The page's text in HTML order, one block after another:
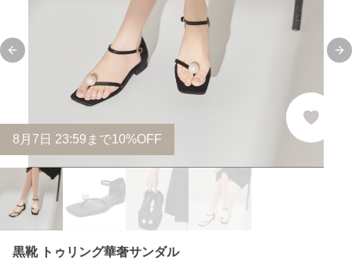
Previous slide
8 月 7 日 23:59まで10%OFF
黒靴 トゥリング華奢サンダル